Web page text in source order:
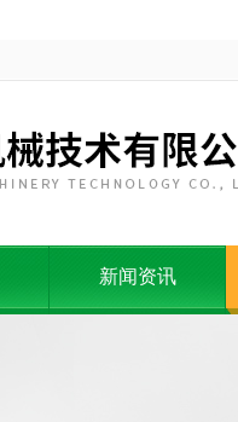
新闻资讯